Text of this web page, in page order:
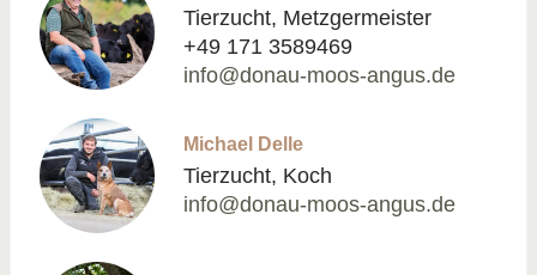
Tierzucht, Metzgermeister
+49 171 3589469
info@donau-moos-angus.de
Michael Delle
Tierzucht, Koch
info@donau-moos-angus.de